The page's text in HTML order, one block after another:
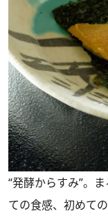
“発酵からすみ”。
ての食感、初めて